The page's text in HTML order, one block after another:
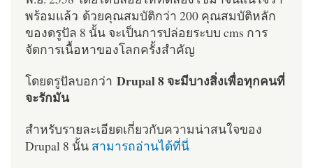
พร้อมแล้ว ด้วยคุณสมบัติกว่า 200 คุณสมบัติหลัก
ของดรูปัล 8 นั้น จะเป็นการปล่อยระบบ cms การ
จัดการเนื้อหาของโลกครั้งสำคัญ
โดยดรูปัลบอกว่า Drupal 8 จะมีบางสิ่งเพื่อทุกคนที่
จะรักมัน
สำหรับรายละเอียดเกี่ยวกับความน่าสนใจของ
Drupal 8 นั้น สามารถอ่านได้ที่นี่